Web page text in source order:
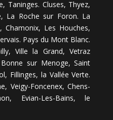
Taninges. Cluses, Thyez,
La Roche sur Foron. La
Chamonix, Les Houches,
Pays du Mont Blanc.
Ville la Grand, Vetraz
sur Menoge, Saint
Fillinges, la Vallée Verte.
Veigy-Foncenex, Chens-
Evian-Les-Bains, le